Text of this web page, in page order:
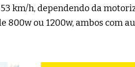
km/h, dependendo da
800w ou 1200w, ambos com